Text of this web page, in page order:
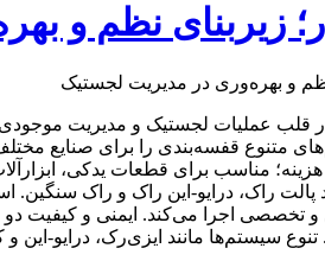
زیربنای نظم و
قلب عملیات لجستیک و مدیریت
متنوع قفسه‌بندی را برای صنایع
مناسب برای قطعات یدکی،
پالت راک، درایو-این راک و راک
تخصصی اجرا می‌کند. ایمنی و کیفیت
سیستم‌ها مانند ایزی‌رک، درایو-این و